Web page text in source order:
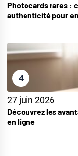
Photocards rares :
authenticité pour
4
27 juin 2026
Découvrez les
en ligne